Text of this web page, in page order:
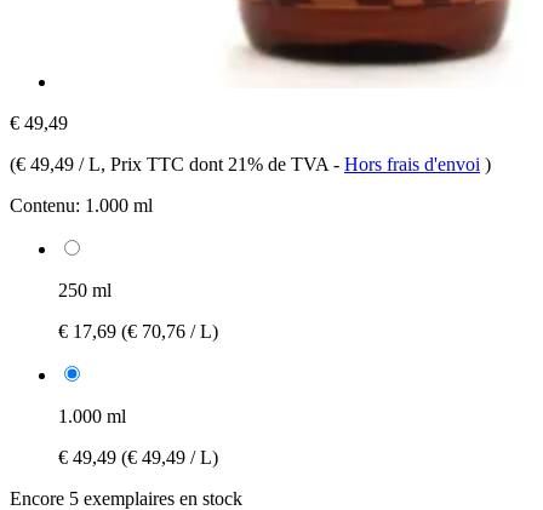
€ 49,49
(€ 49,49 / L, Prix TTC dont 21% de TVA - Hors frais d'envoi )
Contenu: 1.000 ml
250 ml
€ 17,69 (€ 70,76 / L)
1.000 ml
€ 49,49 (€ 49,49 / L)
Encore 5 exemplaires en stock